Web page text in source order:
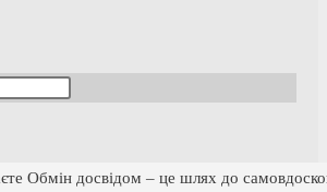
close